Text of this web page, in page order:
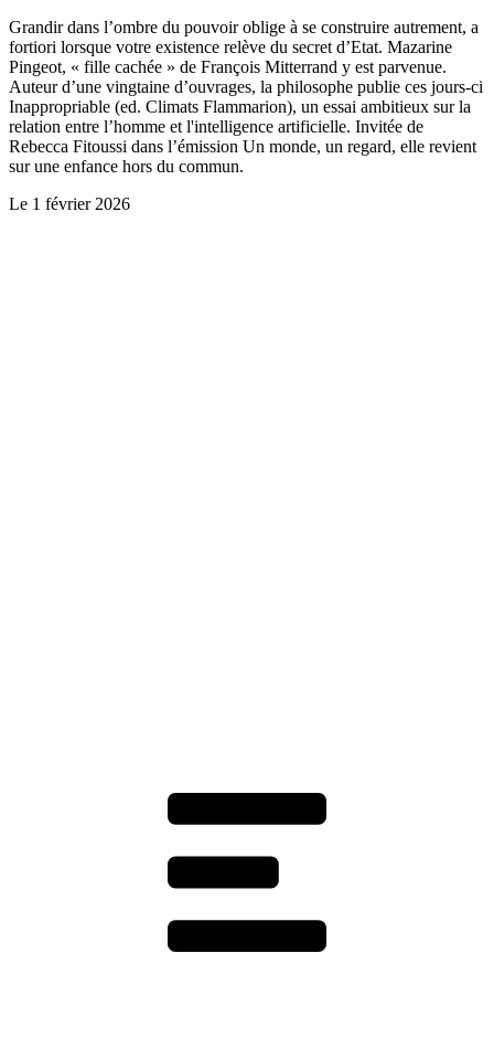
Grandir dans l’ombre du pouvoir oblige à se construire autrement, a
fortiori lorsque votre existence relève du secret d’Etat. Mazarine
Pingeot, « fille cachée » de François Mitterrand y est parvenue.
Auteur d’une vingtaine d’ouvrages, la philosophe publie ces jours-ci
Inappropriable (ed. Climats Flammarion), un essai ambitieux sur la
relation entre l’homme et l'intelligence artificielle. Invitée de
Rebecca Fitoussi dans l’émission Un monde, un regard, elle revient
sur une enfance hors du commun.
Le 1 février 2026